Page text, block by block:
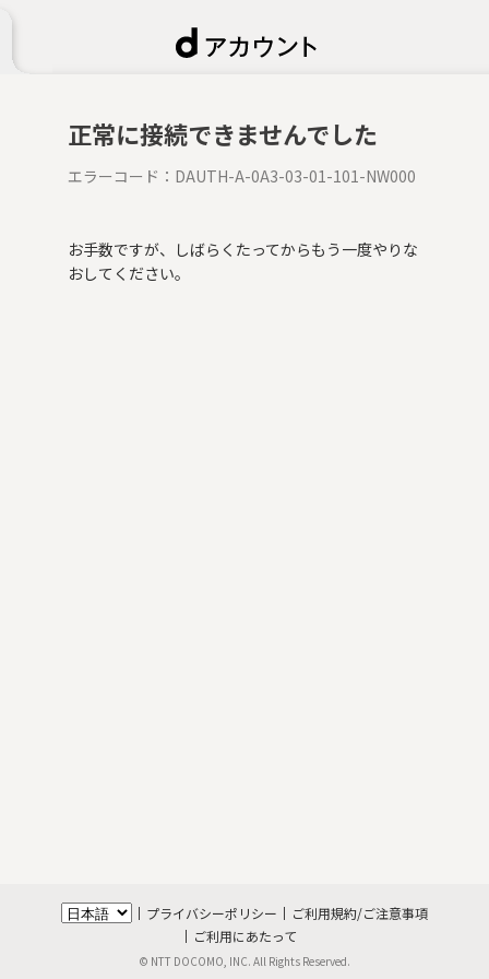
正常に接続できませんでした
エラーコード： DAUTH-A-0A3-03-01-101-NW000
お手数ですが、しばらくたってからもう一度やりな
おしてください。
プライバシーポリシー
ご利用規約/ご注意事項
ご利用にあたって
© NTT DOCOMO, INC. All Rights Reserved.